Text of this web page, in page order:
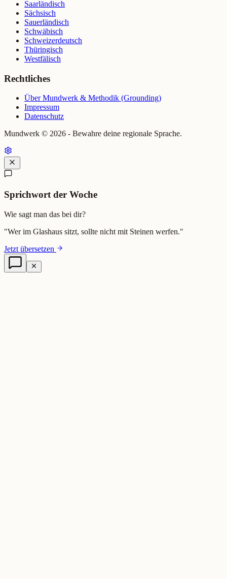
Saarländisch
Sächsisch
Sauerländisch
Schwäbisch
Schweizerdeutsch
Thüringisch
Westfälisch
Rechtliches
Über Mundwerk & Methodik (Grounding)
Impressum
Datenschutz
Mundwerk © 2026 - Bewahre deine regionale Sprache.
Sprichwort der Woche
Wie sagt man das bei dir?
"Wer im Glashaus sitzt, sollte nicht mit Steinen werfen."
Jetzt übersetzen